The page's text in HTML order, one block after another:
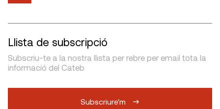
Llista de subscripció
Subscriu-te a la nostra llista per rebre per email tota la
informació del Cateb
Subscriure'm